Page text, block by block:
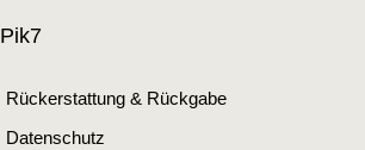
Pik7
Rückerstattung & Rückgabe
Datenschutz